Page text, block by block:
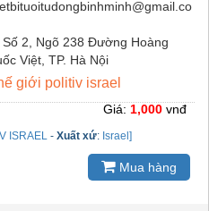
Số 2, Ngõ 238 Đường Hoàng
Việt, TP. Hà Nội
giới politiv israel
ISRAEL - Xuất xứ: Israel]
Giá: 1,000 vnđ
Mua hàng